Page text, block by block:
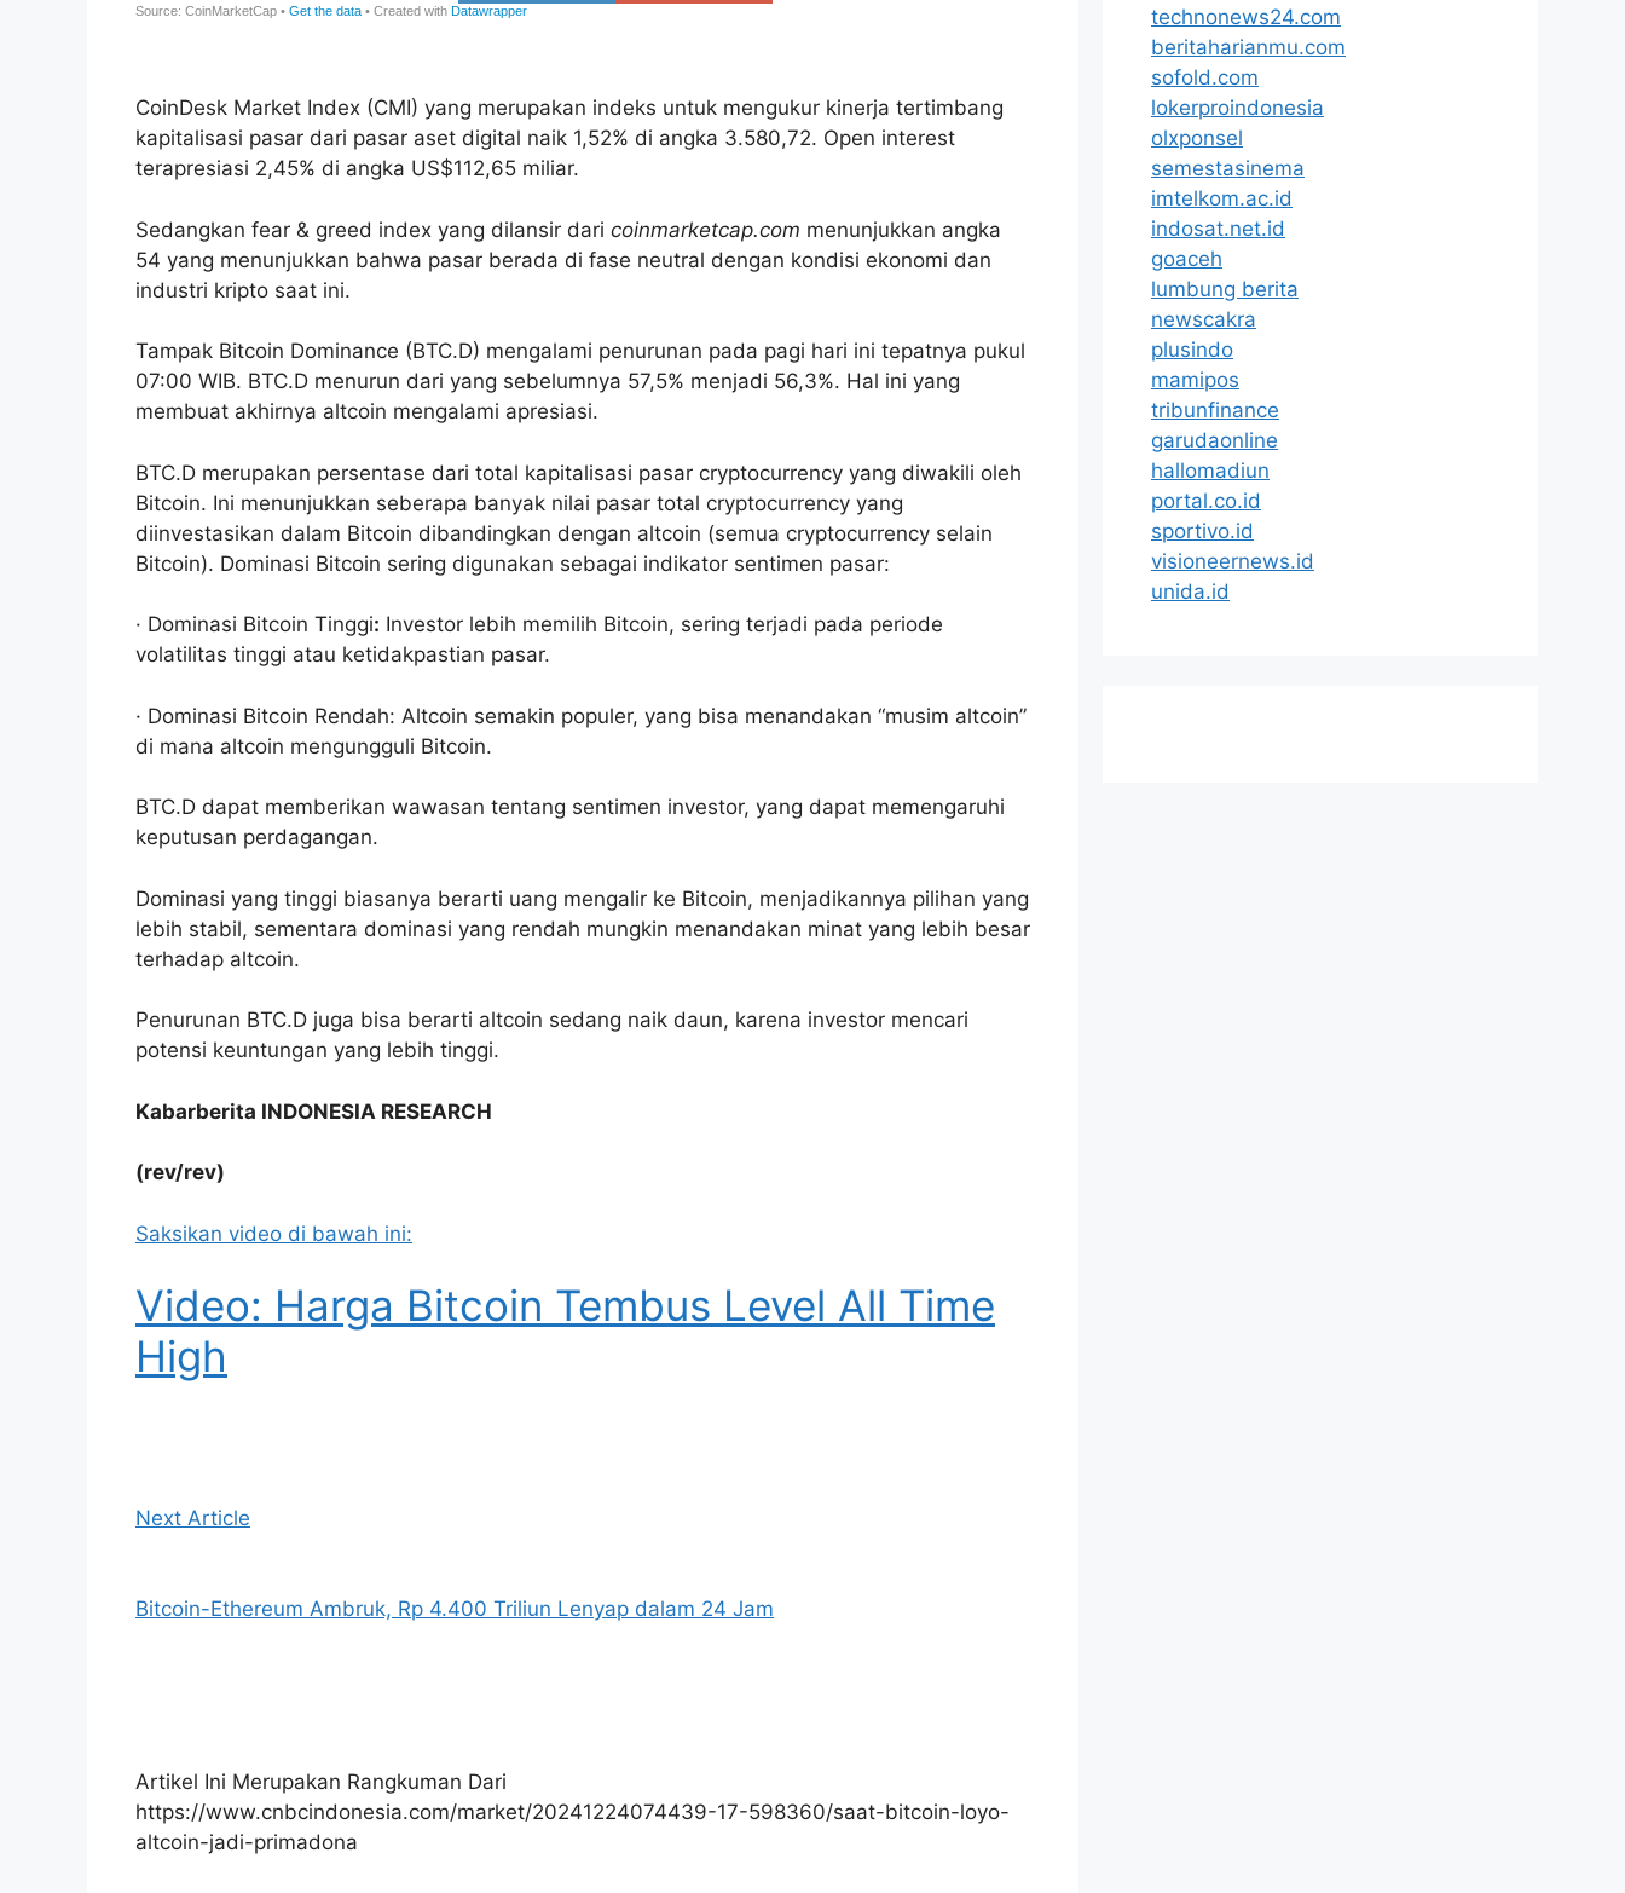
CoinDesk Market Index (CMI) yang merupakan indeks untuk mengukur kinerja tertimbang
kapitalisasi pasar dari pasar aset digital naik 1,52% di angka 3.580,72. Open interest
terapresiasi 2,45% di angka US$112,65 miliar.
Sedangkan fear & greed index yang dilansir dari coinmarketcap.com menunjukkan angka
54 yang menunjukkan bahwa pasar berada di fase neutral dengan kondisi ekonomi dan
industri kripto saat ini.
Tampak Bitcoin Dominance (BTC.D) mengalami penurunan pada pagi hari ini tepatnya pukul
07:00 WIB. BTC.D menurun dari yang sebelumnya 57,5% menjadi 56,3%. Hal ini yang
membuat akhirnya altcoin mengalami apresiasi.
BTC.D merupakan persentase dari total kapitalisasi pasar cryptocurrency yang diwakili oleh
Bitcoin. Ini menunjukkan seberapa banyak nilai pasar total cryptocurrency yang
diinvestasikan dalam Bitcoin dibandingkan dengan altcoin (semua cryptocurrency selain
Bitcoin). Dominasi Bitcoin sering digunakan sebagai indikator sentimen pasar:
· Dominasi Bitcoin Tinggi: Investor lebih memilih Bitcoin, sering terjadi pada periode
volatilitas tinggi atau ketidakpastian pasar.
· Dominasi Bitcoin Rendah: Altcoin semakin populer, yang bisa menandakan “musim altcoin”
di mana altcoin mengungguli Bitcoin.
BTC.D dapat memberikan wawasan tentang sentimen investor, yang dapat memengaruhi
keputusan perdagangan.
Dominasi yang tinggi biasanya berarti uang mengalir ke Bitcoin, menjadikannya pilihan yang
lebih stabil, sementara dominasi yang rendah mungkin menandakan minat yang lebih besar
terhadap altcoin.
Penurunan BTC.D juga bisa berarti altcoin sedang naik daun, karena investor mencari
potensi keuntungan yang lebih tinggi.
Kabarberita INDONESIA RESEARCH
(rev/rev)
Saksikan video di bawah ini:
Video: Harga Bitcoin Tembus Level All Time
High
Next Article
Bitcoin-Ethereum Ambruk, Rp 4.400 Triliun Lenyap dalam 24 Jam
Artikel Ini Merupakan Rangkuman Dari
https://www.cnbcindonesia.com/market/20241224074439-17-598360/saat-bitcoin-loyo-
altcoin-jadi-primadona
technonews24.com
beritaharianmu.com
sofold.com
lokerproindonesia
olxponsel
semestasinema
imtelkom.ac.id
indosat.net.id
goaceh
lumbung berita
newscakra
plusindo
mamipos
tribunfinance
garudaonline
hallomadiun
portal.co.id
sportivo.id
visioneernews.id
unida.id